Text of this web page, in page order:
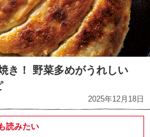
き！ 野菜多めがうれしい
2025年12月18日
読みたい